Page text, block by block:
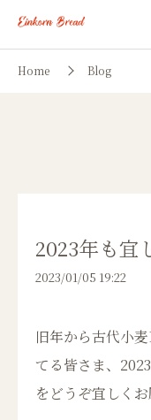
Home Blog
2023年も宜
2023/01/05 19:22
旧年から古代小
てる皆さま、
をどうぞ宜しくお